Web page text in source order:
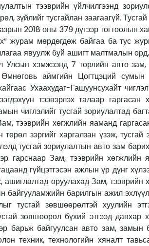
тээврийн үйлчилгээнд
зүйлийг тусгайлан заагаагүй.
2018 оны 379 дүгээр тогтоолын
журам мөрдөгдөж байгаа ба тус
явуулж буй ашигт малтмалын
хэмжээнд 7 төрлийн авто зам,
аймгийн Цогтцэций сумын
Ухаахудаг-Гашуунсухайт
тээвэрлэх талаар
чиглэлийг тусгай зориулалтад
тээврийн хөгжлийн яаманд
зэргийг харгалзан үзэж,
тусгай зориулалтын авто зам
гарснаар Зам, тээврийн хөгжлийн
гүйцэтгэсэн ажлын үр дүнг
оруулахад Зам,
байгууламжийн барилгын ажил
зөвшөөрөлтэй хуулийн
зөвшөөрөл бүхий этгээд
барьж байгуулсан авто зам, замын
техник, технологийн хяналт